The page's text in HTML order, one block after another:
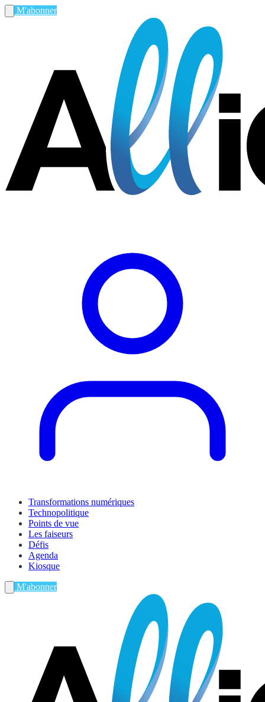
M'abonner
Transformations numériques
Technopolitique
Points de vue
Les faiseurs
Défis
Agenda
Kiosque
M'abonner